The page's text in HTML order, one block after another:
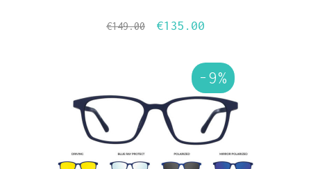
€149.00
Il
originale
€149.00.
€135.00
attuale
è:
€135.00.
-9%